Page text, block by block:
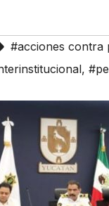
#acciones contra
,